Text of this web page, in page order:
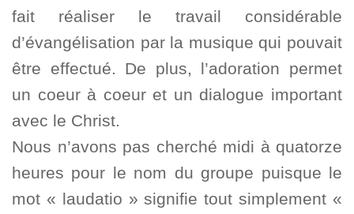
fait réaliser le travail considérable
d’évangélisation par la musique qui pouvait
être effectué. De plus, l’adoration permet
un coeur à coeur et un dialogue important
avec le Christ.
Nous n’avons pas cherché midi à quatorze
heures pour le nom du groupe puisque le
mot « laudatio » signifie tout simplement «